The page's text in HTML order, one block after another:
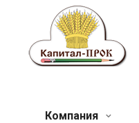
Компания